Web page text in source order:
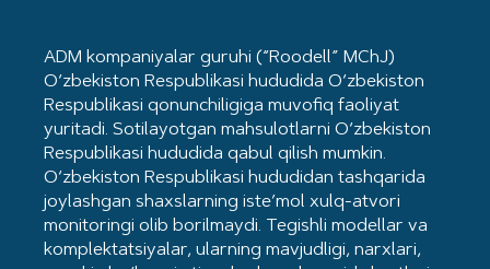
ADM kompaniyalar guruhi (“Roodell” MChJ)
O‘zbekiston Respublikasi hududida O‘zbekiston
Respublikasi qonunchiligiga muvofiq faoliyat
yuritadi. Sotilayotgan mahsulotlarni O‘zbekiston
Respublikasi hududida qabul qilish mumkin.
O‘zbekiston Respublikasi hududidan tashqarida
joylashgan shaxslarning iste’mol xulq-atvori
monitoringi olib borilmaydi. Tegishli modellar va
komplektatsiyalar, ularning mavjudligi, narxlari,